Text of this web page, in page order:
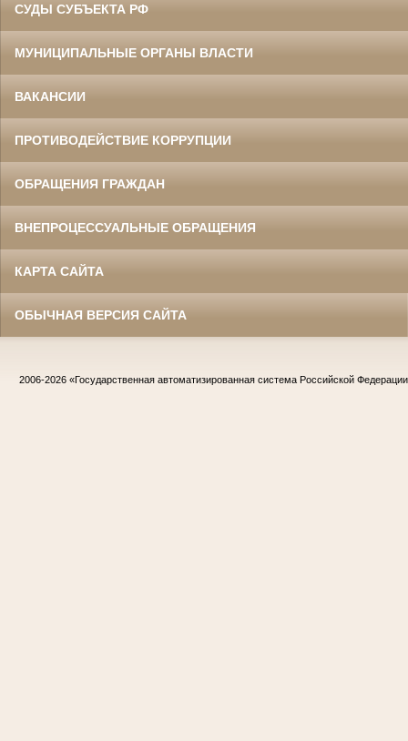
СУДЫ СУБЪЕКТА РФ
МУНИЦИПАЛЬНЫЕ ОРГАНЫ ВЛАСТИ
ВАКАНСИИ
ПРОТИВОДЕЙСТВИЕ КОРРУПЦИИ
ОБРАЩЕНИЯ ГРАЖДАН
ВНЕПРОЦЕССУАЛЬНЫЕ ОБРАЩЕНИЯ
КАРТА САЙТА
ОБЫЧНАЯ ВЕРСИЯ САЙТА
2006-2026 «Государственная автоматизированная система Российской